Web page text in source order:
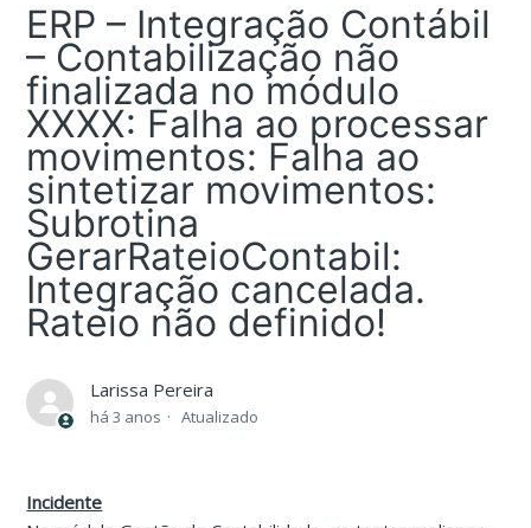
ERP – Integração Contábil
– Contabilização não
finalizada no módulo
XXXX: Falha ao processar
movimentos: Falha ao
sintetizar movimentos:
Subrotina
GerarRateioContabil:
Integração cancelada.
Rateio não definido!
Larissa Pereira
há 3 anos Atualizado
Incidente